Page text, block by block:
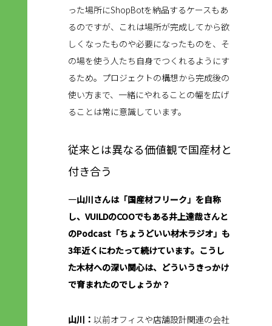
った場所にShopBotを納品するケースもあ
るのですが、これは場所が完成してから欲
しくなったものや必要になったものを、そ
の場を使う人たち自身でつくれるようにす
るため。プロジェクトの構想から完成後の
使い方まで、一緒にやれることの幅を広げ
ることは常に意識しています。
従来とは異なる価値観で国産材と
付き合う
―山川さんは「国産材フリーク」を自称
し、VUILDのCOOでもある井上達哉さんと
のPodcast「ちょうどいい材木ラジオ」も
3年近くにわたって続けています。こうし
た木材への深い関心は、どういうきっかけ
で育まれたのでしょうか？
山川： 以前オフィスや店舗設計関連の会社